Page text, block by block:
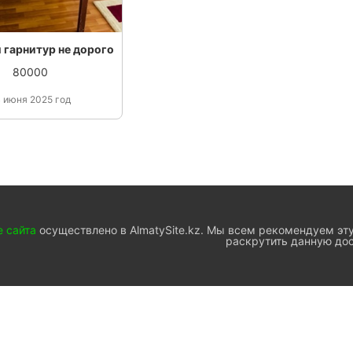
не дорого
80000
июня 2025 год
сайта осуществлено в AlmatySite.kz. Мы всем рекомендуем
раскрутить данную